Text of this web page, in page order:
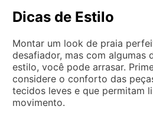
Dicas de Estilo
Montar um look de praia
desafiador, mas com algumas
estilo, você pode arrasar.
considere o conforto das
tecidos leves e que permitam
movimento.